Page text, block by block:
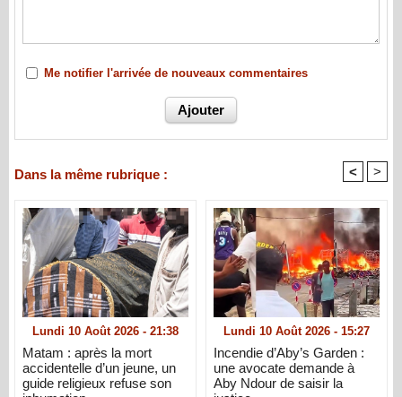
Me notifier l'arrivée de nouveaux commentaires
Dans la même rubrique : < >
Lundi 10 Août 2026 - 21:38
Matam : après la mort
accidentelle d’un jeune, un
guide religieux refuse son
Lundi 10 Août 2026 - 15:27
Incendie d’Aby’s Garden :
une avocate demande à
Aby Ndour de saisir la